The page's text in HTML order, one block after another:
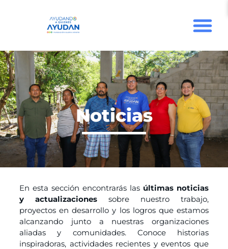
Noticias
En esta sección encontrarás las últimas noticias
y actualizaciones sobre nuestro trabajo,
proyectos en desarrollo y los logros que estamos
alcanzando junto a nuestras organizaciones
aliadas y comunidades. Conoce historias
inspiradoras, actividades recientes y eventos que